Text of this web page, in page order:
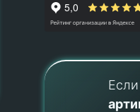
Если